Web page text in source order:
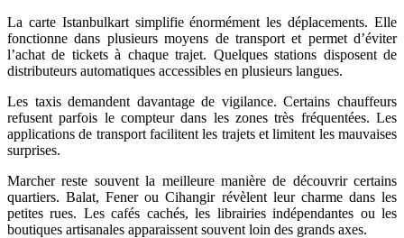
La carte Istanbulkart simplifie énormément les déplacements. Elle
fonctionne dans plusieurs moyens de transport et permet d’éviter
l’achat de tickets à chaque trajet. Quelques stations disposent de
distributeurs automatiques accessibles en plusieurs langues.
Les taxis demandent davantage de vigilance. Certains chauffeurs
refusent parfois le compteur dans les zones très fréquentées. Les
applications de transport facilitent les trajets et limitent les mauvaises
surprises.
Marcher reste souvent la meilleure manière de découvrir certains
quartiers. Balat, Fener ou Cihangir révèlent leur charme dans les
petites rues. Les cafés cachés, les librairies indépendantes ou les
boutiques artisanales apparaissent souvent loin des grands axes.